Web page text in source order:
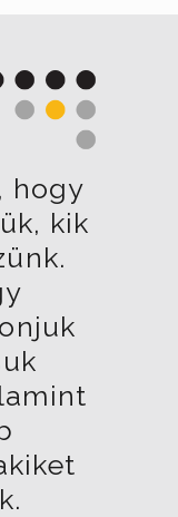
hogy
kik